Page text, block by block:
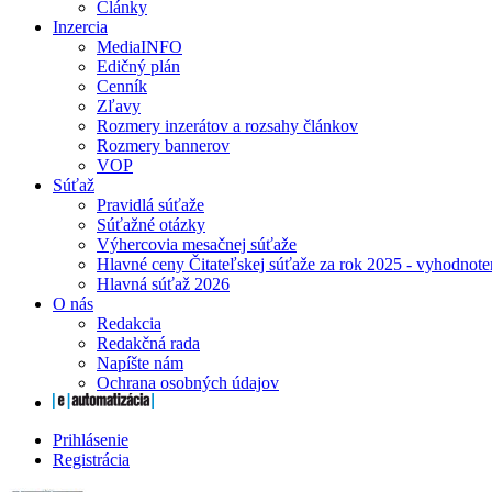
Články
Inzercia
MediaINFO
Edičný plán
Cenník
Zľavy
Rozmery inzerátov a rozsahy článkov
Rozmery bannerov
VOP
Súťaž
Pravidlá súťaže
Súťažné otázky
Výhercovia mesačnej súťaže
Hlavné ceny Čitateľskej súťaže za rok 2025 -
Hlavná súťaž 2026
O nás
Redakcia
Redakčná rada
Napíšte nám
Ochrana osobných údajov
Prihlásenie
Registrácia